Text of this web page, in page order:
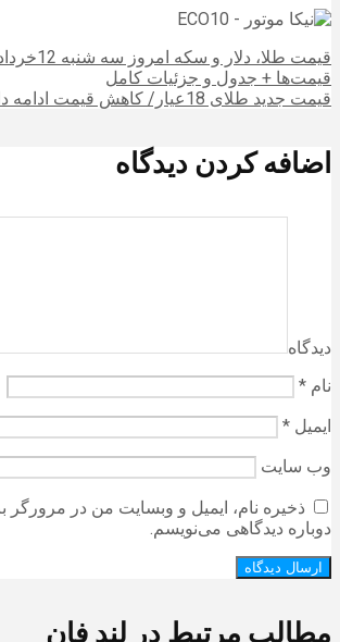
قیمت طلا،
قیمت‌ها + جدول و جزئیات کامل
قیمت جدید طلای 18عیار/ کاهش قیمت ادامه دارد + جدول
اضافه کردن دیدگاه
دیدگاه
نام *
ایمیل *
وب‌ سایت
ذخیره نام، ایمیل و وبسایت من در مرورگر
دوباره دیدگاهی می‌نویسم.
مطالب مرتبط در لند فان